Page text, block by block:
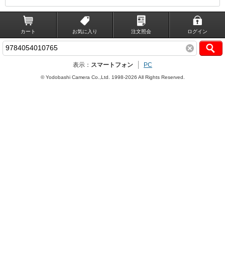
カート お気に入り 注文照会 ログイン
表示： スマートフォン PC
© Yodobashi Camera Co.,Ltd. 1998-2026 All Rights Reserved.